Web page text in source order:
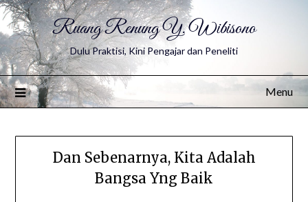
Ruang Renung Y. Wibisono
Dulu Praktisi, Kini Pengajar dan Peneliti
Menu
Dan Sebenarnya, Kita Adalah
Bangsa Yng Baik